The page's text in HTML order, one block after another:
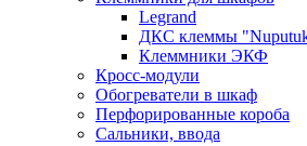
Legrand
ДКС клеммы
Клеммники ЭКФ
Кросс-модули
Обогреватели в шкаф
Перфорированные короба
Сальники, ввода